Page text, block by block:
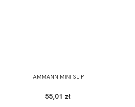
AMMANN MINI SLIP
55,01 zł